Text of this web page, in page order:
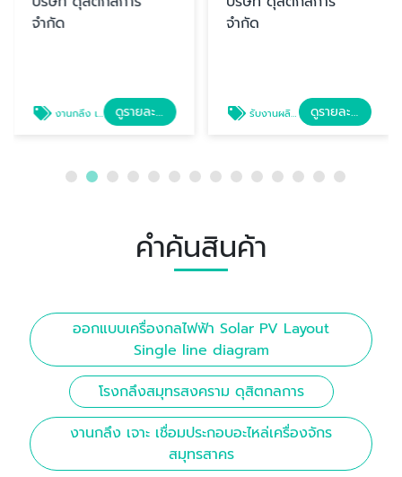
จำกัด
งานกลึง เจาะ เชื่อมประกอบอะไหล่เครื่องจักร สมุทรสาคร ดูรายละเอียด
จำกัด
รับงานผลิตอะไหล่เครื่องจักร งานตัดเลเซอร์ เพชรบุรี ดูรายละเอียด
คำค้นสินค้า
ออกแบบเครื่องกลไฟฟ้า Solar PV Layout
Single line diagram
โรงกลึงสมุทรสงคราม ดุสิตกลการ
งานกลึง เจาะ เชื่อมประกอบอะไหล่เครื่องจักร
สมุทรสาคร